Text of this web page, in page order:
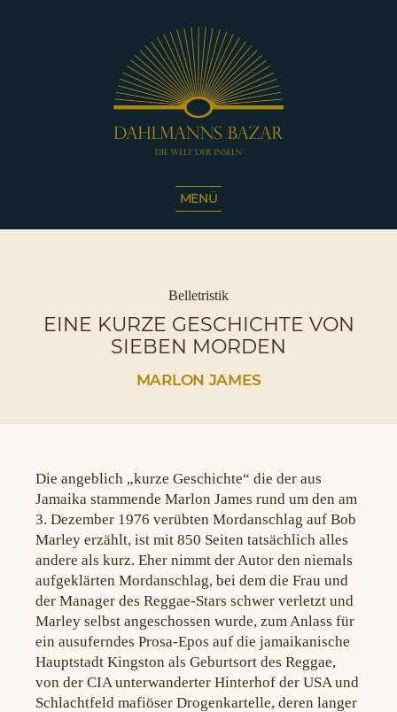
Die
|
Café
Sassnitz
MENÜ
Kategorien
Belletristik
EINE KURZE GESCHICHTE VON
SIEBEN MORDEN
MARLON JAMES
Die angeblich „kurze Geschichte“ die der aus
Jamaika stammende Marlon James rund um den am
3. Dezember 1976 verübten Mordanschlag auf Bob
Marley erzählt, ist mit 850 Seiten tatsächlich alles
andere als kurz. Eher nimmt der Autor den niemals
aufgeklärten Mordanschlag, bei dem die Frau und
der Manager des Reggae-Stars schwer verletzt und
Marley selbst angeschossen wurde, zum Anlass für
ein ausuferndes Prosa-Epos auf die jamaikanische
Hauptstadt Kingston als Geburtsort des Reggae,
von der CIA unterwanderter Hinterhof der USA und
Schlachtfeld mafiöser Drogenkartelle, deren langer